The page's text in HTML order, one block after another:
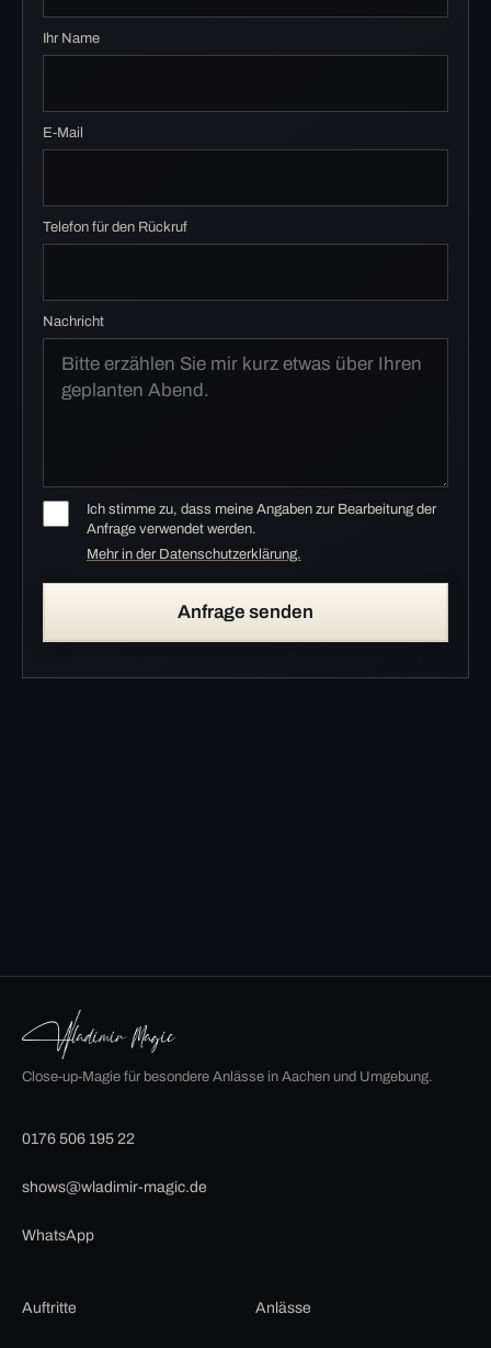
Ihr Name
E-Mail
Telefon für den Rückruf
Nachricht
Ich stimme zu, dass meine Angaben zur Bearbeitung der
Anfrage verwendet werden.
Mehr in der Datenschutzerklärung.
Anfrage senden
Close-up-Magie für besondere Anlässe in Aachen und Umgebung.
0176 506 195 22
shows@wladimir-magic.de
WhatsApp
Auftritte Anlässe